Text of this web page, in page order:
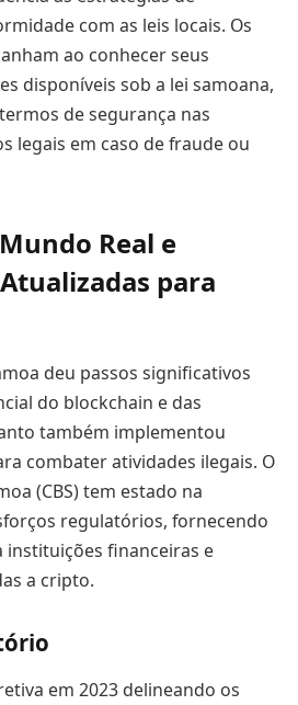
com as leis locais. Os
ao conhecer seus
disponíveis sob a lei samoana,
de segurança nas
legais em caso de fraude ou
Real e
para
deu passos significativos
do blockchain e das
também implementou
combater atividades ilegais. O
(CBS) tem estado na
regulatórios, fornecendo
instituições financeiras e
a cripto.
em 2023 delineando os